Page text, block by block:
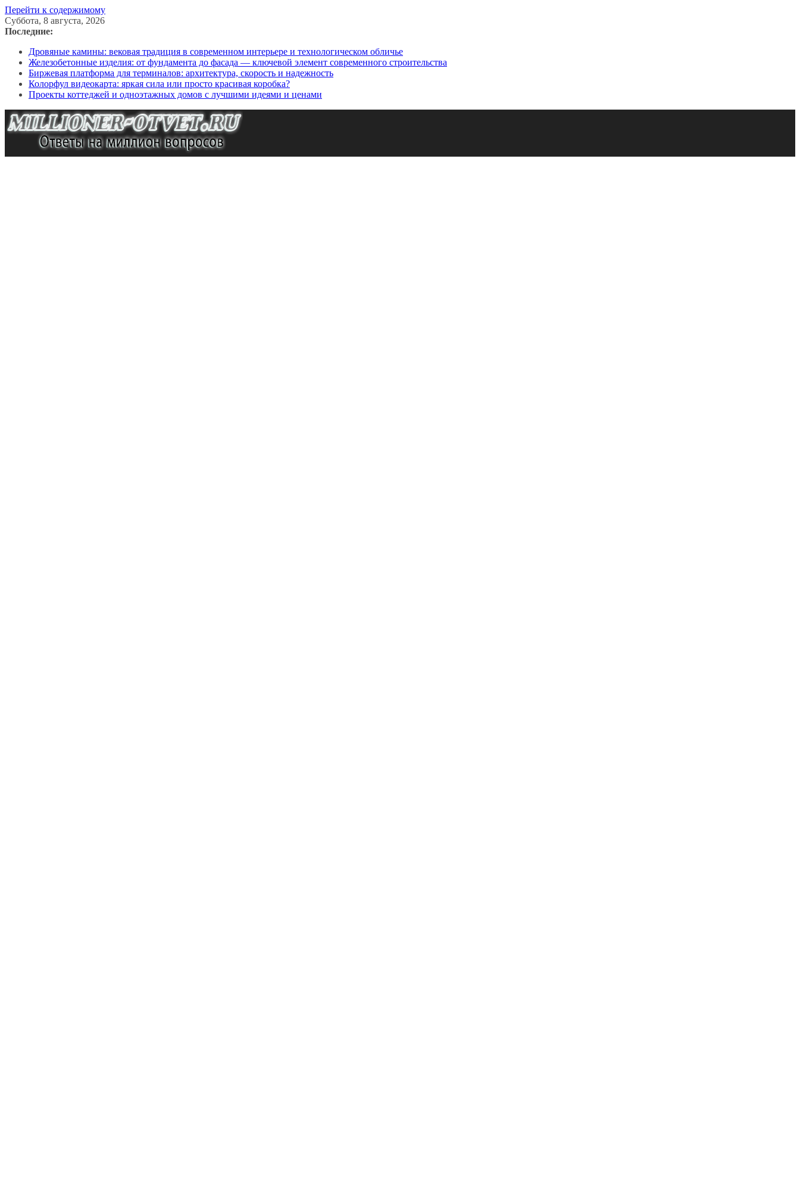
Перейти к содержимому
Суббота, 8 августа, 2026
Последние:
Дровяные камины: вековая традиция в современном интерьере и технологическом обличье
Железобетонные изделия: от фундамента до фасада — ключевой элемент современного строительства
Биржевая платформа для терминалов: архитектура, скорость и надежность
Колорфул видеокарта: яркая сила или просто красивая коробка?
Проекты коттеджей и одноэтажных домов с лучшими идеями и ценами